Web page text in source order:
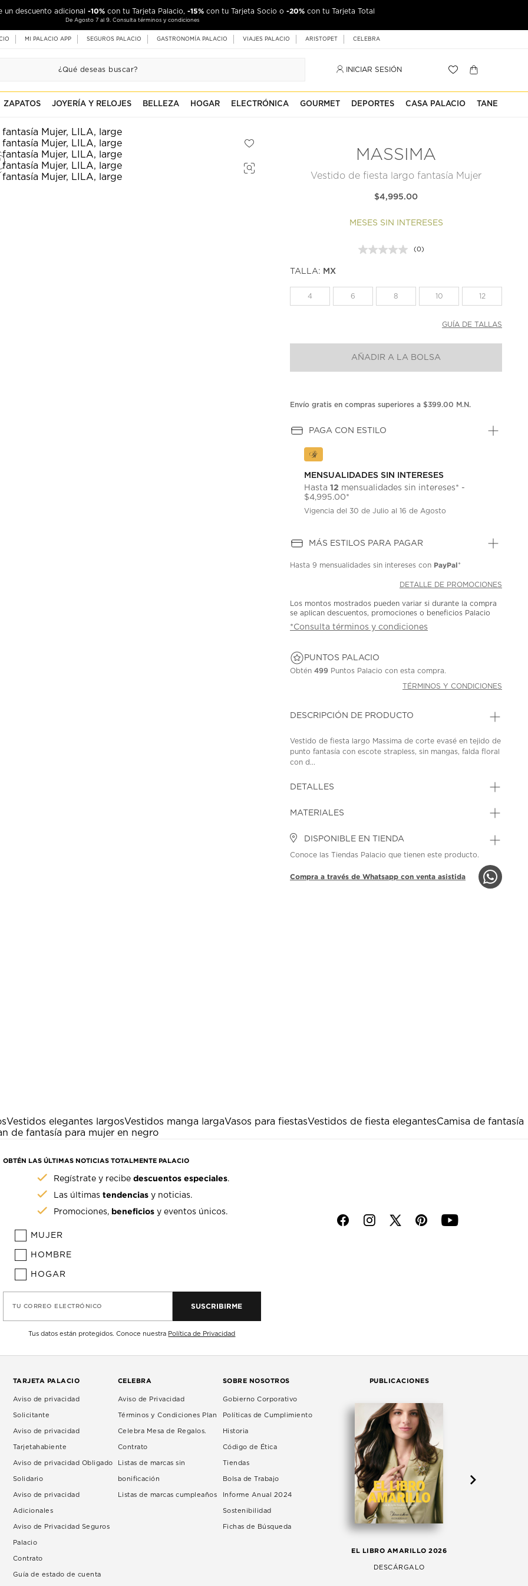
un descuento adicional -10% con tu Tarjeta Palacio, -15% con tu Tarjeta Socio o -20% con tu Tarjeta Total
De Agosto 7 al 9. Consulta términos y condiciones
MI PALACIO APP SEGUROS PALACIO GASTRONOMÍA PALACIO VIAJES PALACIO ARISTOPET CELEBRA
INICIAR SESIÓN
ZAPATOS JOYERÍA Y RELOJES BELLEZA HOGAR ELECTRÓNICA GOURMET DEPORTES CASA PALACIO TANE
MASSIMA
Vestido de fiesta largo fantasía Mujer
$4,995.00
MESES SIN INTERESES
Sin
misma
(0)
TALLA: MX
4 6 8 10 12
GUÍA DE TALLAS
AÑADIR A LA BOLSA
Envío gratis en compras superiores a $399.00 M.N.
PAGA CON ESTILO
MENSUALIDADES SIN INTERESES
Hasta12 mensualidades sin intereses* -
$4,995.00*
Vigencia del 30 de Julio al 16 de Agosto
MÁS ESTILOS PARA PAGAR
Hasta9 mensualidades sin intereses con PayPal*
DETALLE DE PROMOCIONES
Los montos mostrados pueden variar si durante la compra
se aplican descuentos, promociones o beneficios Palacio
*Consulta términos y condiciones
PUNTOS PALACIO
Obtén499 Puntos Palacio con esta compra.
TÉRMINOS Y CONDICIONES
DESCRIPCIÓN DE PRODUCTO
Vestido de fiesta largo Massima de corte evasé en tejido de
punto fantasía con escote strapless, sin mangas, falda floral
con d...
DETALLES
MATERIALES
DISPONIBLE EN TIENDA
Conoce las Tiendas Palacio que tienen este producto.
Compra a través de Whatsapp con venta asistida
Vestidos elegantes largosVestidos manga largaVasos para fiestasVestidos de fiesta elegantesCamisa de fantasía
de fantasía para mujer en negro
OBTÉN LAS ÚLTIMAS NOTICIAS TOTALMENTE PALACIO
Regístrate y recibedescuentos especiales.
Las últimastendencias y noticias.
Promociones, beneficios y eventos únicos.
MUJER
HOMBRE
HOGAR
TU CORREO ELECTRÓNICO SUSCRIBIRME
Tus datos están protegidos. Conoce nuestra Política de Privacidad
f i p y
TARJETA PALACIO
Aviso de privacidad
Solicitante
Aviso de privacidad
Tarjetahabiente
Aviso de privacidad Obligado
Solidario
Aviso de privacidad
Adicionales
Aviso de Privacidad Seguros
Palacio
Contrato
Guía de estado de cuenta
CELEBRA
Aviso de Privacidad
Términos y Condiciones Plan
Celebra Mesa de Regalos.
Contrato
Listas de marcas sin
bonificación
Listas de marcas cumpleaños
SOBRE NOSOTROS
Gobierno Corporativo
Políticas de Cumplimiento
Historia
Código de Ética
Tiendas
Bolsa de Trabajo
Informe Anual 2024
Sostenibilidad
Fichas de Búsqueda
PUBLICACIONES
EL LIBRO AMARILLO 2026
DESCÁRGALO